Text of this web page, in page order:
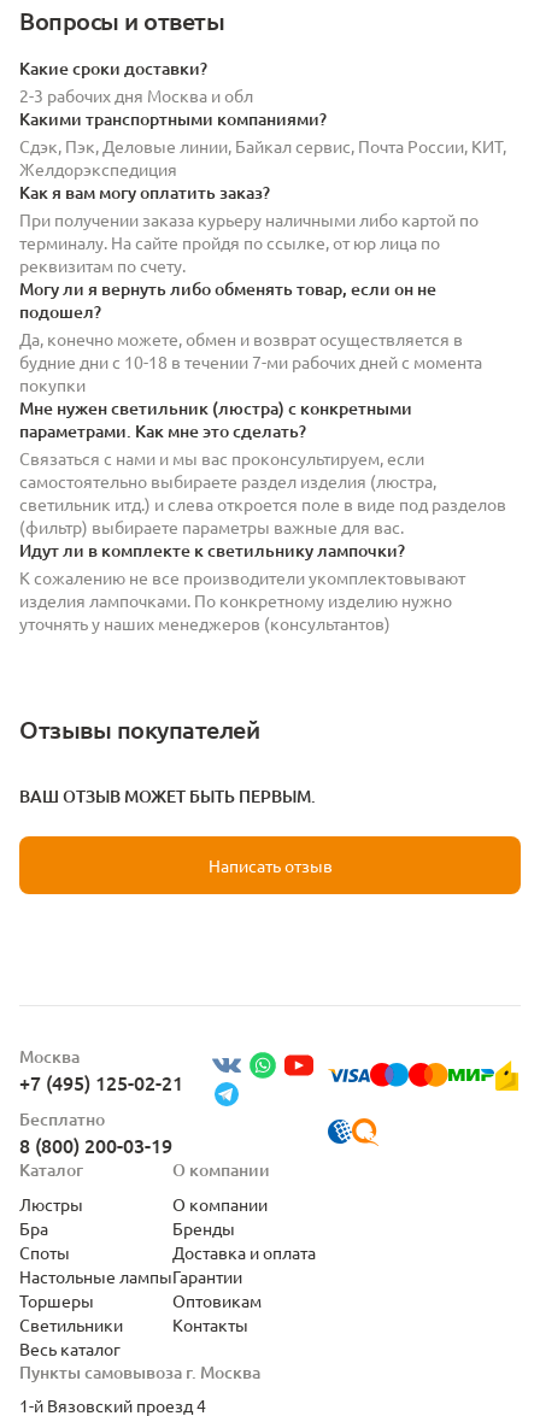
Вопросы и ответы
Какие сроки доставки?
2-3 рабочих дня Москва и обл
Какими транспортными компаниями?
Сдэк, Пэк, Деловые линии, Байкал сервис, Почта России, КИТ,
Желдорэкспедиция
Как я вам могу оплатить заказ?
При получении заказа курьеру наличными либо картой по
терминалу. На сайте пройдя по ссылке, от юр лица по
реквизитам по счету.
Могу ли я вернуть либо обменять товар, если он не
подошел?
Да, конечно можете, обмен и возврат осуществляется в
будние дни с 10-18 в течении 7-ми рабочих дней с момента
покупки
Мне нужен светильник (люстра) с конкретными
параметрами. Как мне это сделать?
Связаться с нами и мы вас проконсультируем, если
самостоятельно выбираете раздел изделия (люстра,
светильник итд.) и слева откроется поле в виде под разделов
(фильтр) выбираете параметры важные для вас.
Идут ли в комплекте к светильнику лампочки?
К сожалению не все производители укомплектовывают
изделия лампочками. По конкретному изделию нужно
уточнять у наших менеджеров (консультантов)
Отзывы покупателей
ВАШ ОТЗЫВ МОЖЕТ БЫТЬ ПЕРВЫМ.
Написать отзыв
Москва
+7 (495) 125-02-21
Бесплатно
8 (800) 200-03-19
Пункты самовывоза г. Москва
1-й Вязовский проезд 4
Каталог
Люстры
Бра
Споты
Настольные лампы
Торшеры
Светильники
Весь каталог
О компании
О компании
Бренды
Доставка и оплата
Гарантии
Оптовикам
Контакты